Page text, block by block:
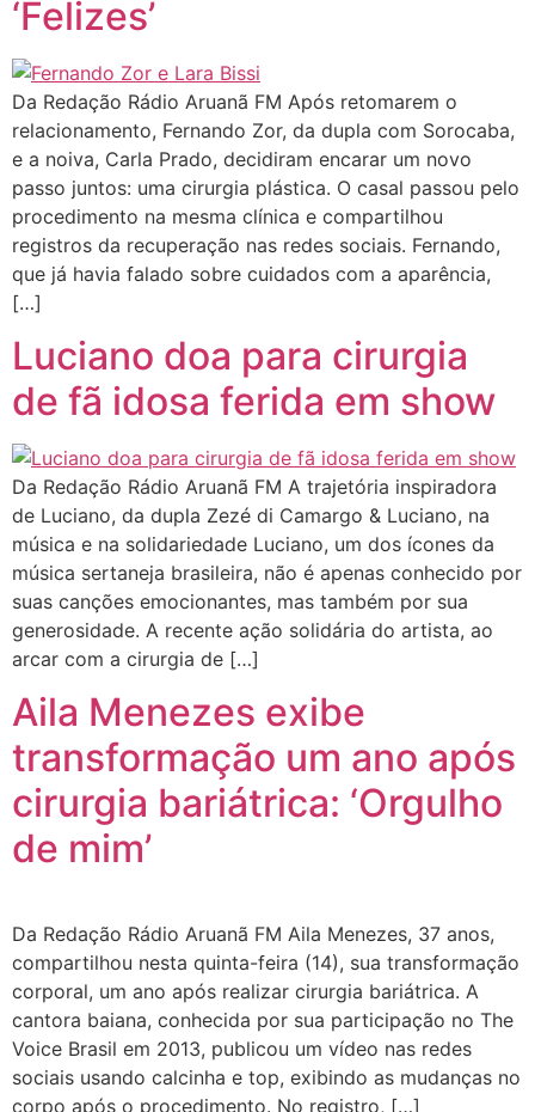
‘Felizes’
Da Redação Rádio Aruanã FM Após retomarem o
relacionamento, Fernando Zor, da dupla com Sorocaba,
e a noiva, Carla Prado, decidiram encarar um novo
passo juntos: uma cirurgia plástica. O casal passou pelo
procedimento na mesma clínica e compartilhou
registros da recuperação nas redes sociais. Fernando,
que já havia falado sobre cuidados com a aparência,
[…]
Luciano doa para cirurgia
de fã idosa ferida em show
Da Redação Rádio Aruanã FM A trajetória inspiradora
de Luciano, da dupla Zezé di Camargo & Luciano, na
música e na solidariedade Luciano, um dos ícones da
música sertaneja brasileira, não é apenas conhecido por
suas canções emocionantes, mas também por sua
generosidade. A recente ação solidária do artista, ao
arcar com a cirurgia de […]
Aila Menezes exibe
transformação um ano após
cirurgia bariátrica: ‘Orgulho
de mim’
Da Redação Rádio Aruanã FM Aila Menezes, 37 anos,
compartilhou nesta quinta-feira (14), sua transformação
corporal, um ano após realizar cirurgia bariátrica. A
cantora baiana, conhecida por sua participação no The
Voice Brasil em 2013, publicou um vídeo nas redes
sociais usando calcinha e top, exibindo as mudanças no
corpo após o procedimento. No registro, […]